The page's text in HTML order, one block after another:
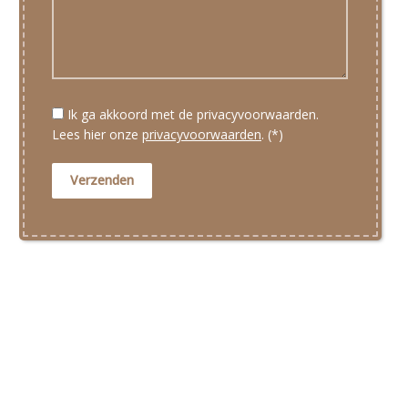
Ik ga akkoord met de privacyvoorwaarden.
Lees hier onze privacyvoorwaarden. (*)